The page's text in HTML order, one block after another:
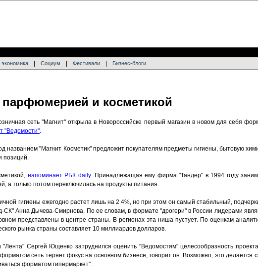
экономика Социум Фестивали Бизнес-блоги
парфюмерией и косметикой
сеть "Магнит" открыла в Новороссийске первый магазин в новом для себя
"Ведомости".
названием "Магнит Косметик" предложит покупателям предметы гигиены, бытовую
позиций.
напоминает РБК daily. Принадлежащая ему фирма "Тандер" в 1994 году
а только потом переключилась на продукты питания.
гигиены ежегодно растет лишь на 2 4%, но при этом он самый стабильный,
СК" Анна Дычева-Смирнова. По ее словам, в формате "дрогери" в России лидерами
представлены в центре страны. В регионах эта ниша пустует. По оценкам
рынка страны составляет 10 миллиардов долларов.
Сергей Ющенко затруднился оценить "Ведомостям" целесообразность
сеть теряет фокус на основном бизнесе, говорит он. Возможно, это делается
форматом гипермаркет".